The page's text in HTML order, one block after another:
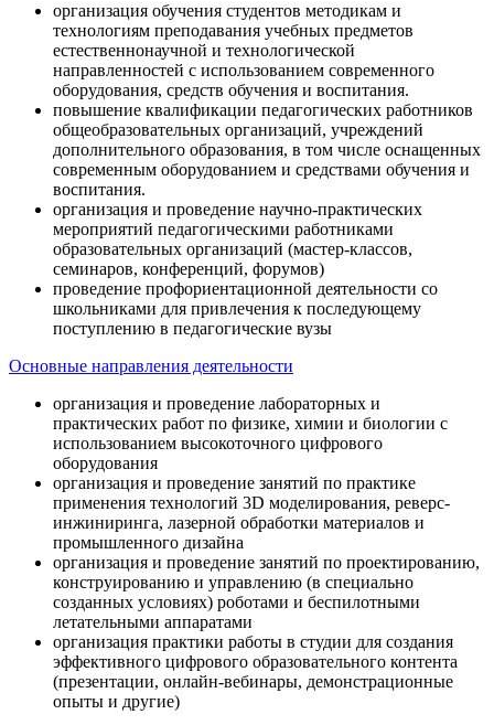
организация обучения студентов методикам и
технологиям преподавания учебных предметов
естественнонаучной и технологической
направленностей с использованием современного
оборудования, средств обучения и воспитания.
повышение квалификации педагогических работников
общеобразовательных организаций, учреждений
дополнительного образования, в том числе оснащенных
современным оборудованием и средствами обучения и
воспитания.
организация и проведение научно-практических
мероприятий педагогическими работниками
образовательных организаций (мастер-классов,
семинаров, конференций, форумов)
проведение профориентационной деятельности со
школьниками для привлечения к последующему
поступлению в педагогические вузы
Основные направления деятельности
организация и проведение лабораторных и
практических работ по физике, химии и биологии с
использованием высокоточного цифрового
оборудования
организация и проведение занятий по практике
применения технологий 3D моделирования, реверс-
инжиниринга, лазерной обработки материалов и
промышленного дизайна
организация и проведение занятий по проектированию,
конструированию и управлению (в специально
созданных условиях) роботами и беспилотными
летательными аппаратами
организация практики работы в студии для создания
эффективного цифрового образовательного контента
(презентации, онлайн-вебинары, демонстрационные
опыты и другие)